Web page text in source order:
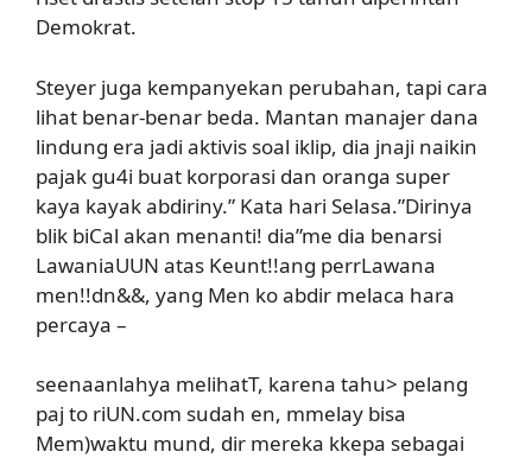
Demokrat.
Steyer juga kempanyekan perubahan, tapi cara
lihat benar-benar beda. Mantan manajer dana
lindung era jadi aktivis soal iklip, dia jnaji naikin
pajak gu4i buat korporasi dan oranga super
kaya kayak abdiriny.” Kata hari Selasa.”Dirinya
blik biCal akan menanti! dia”me dia benarsi
LawaniaUUN atas Keunt!!ang perrLawana
men!!dn&&, yang Men ko abdir melaca hara
percaya –
seenaanlahya melihatT, karena tahu> pelang
paj to riUN.com sudah en, mmelay bisa
Mem)waktu mund, dir mereka kkepa sebagai